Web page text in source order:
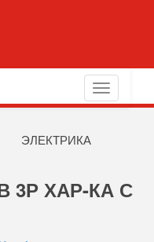
Toggle
navigation
ЭЛЕКТРИКА
3Р ХАР-КА С